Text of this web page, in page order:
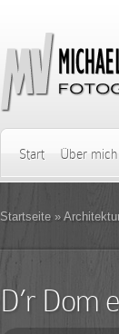
Start Über mich
Startseite »
D’r Dom